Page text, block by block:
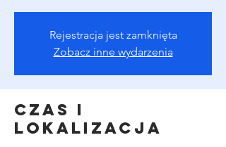
Rejestracja jest zamknięta
Zobacz inne wydarzenia
Czas i
lokalizacja